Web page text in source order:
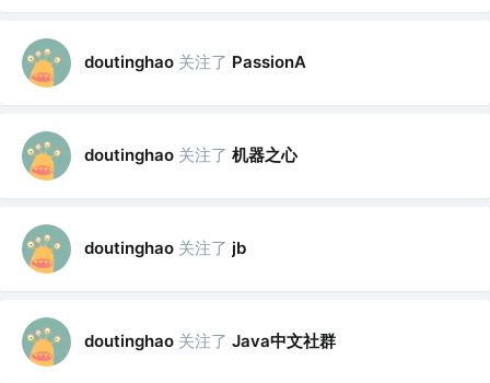
doutinghao 关注了 PassionA
doutinghao 关注了 机器之心
doutinghao 关注了 jb
doutinghao 关注了 Java中文社群